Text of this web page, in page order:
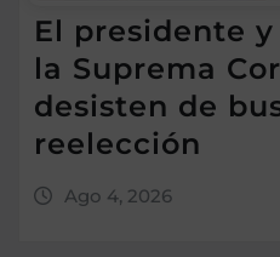
El presidente
la Suprema
desisten de
reelección
Ago 4, 2026